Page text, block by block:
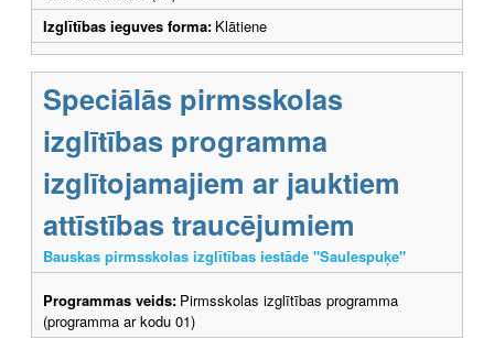
Izglītības ieguves forma: Klātiene
Speciālās pirmsskolas
izglītības programma
izglītojamajiem ar jauktiem
attīstības traucējumiem
Bauskas pirmsskolas izglītības iestāde "Saulespuķe"
Programmas veids: Pirmsskolas izglītības programma
(programma ar kodu 01)